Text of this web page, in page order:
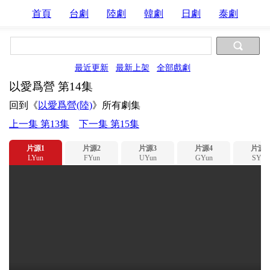
首頁 台劇 陸劇 韓劇 日劇 泰劇
最近更新 最新上架 全部戲劇
以愛爲營 第14集
回到《 以愛爲營(陸)》所有劇集
上一集 第13集
下一集 第15集
片源1
LYun
片源2
FYun
片源3
UYun
片源4
GYun
片源5
SYun